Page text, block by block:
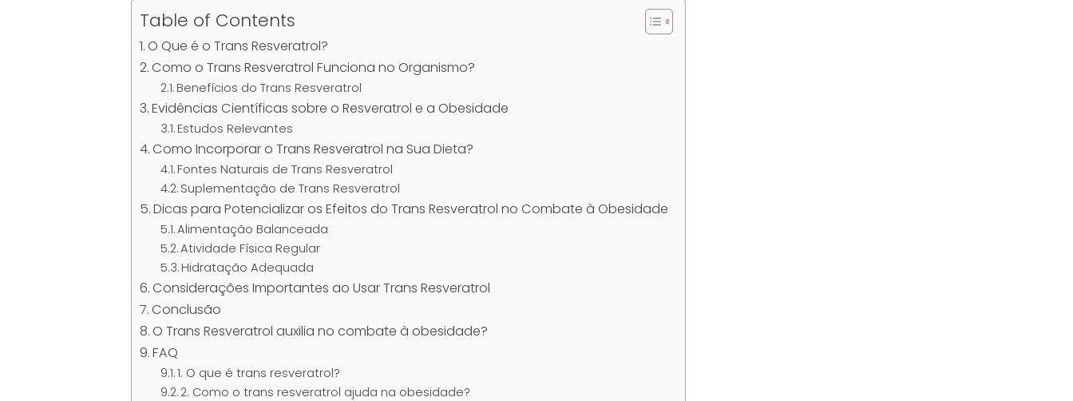
Table of Contents
O Que é o Trans Resveratrol?
Como o Trans Resveratrol Funciona no Organismo?
Benefícios do Trans Resveratrol
Evidências Científicas sobre o Resveratrol e a Obesidade
Estudos Relevantes
Como Incorporar o Trans Resveratrol na Sua Dieta?
Fontes Naturais de Trans Resveratrol
Suplementação de Trans Resveratrol
Dicas para Potencializar os Efeitos do Trans Resveratrol no Combate à Obesidade
Alimentação Balanceada
Atividade Física Regular
Hidratação Adequada
Considerações Importantes ao Usar Trans Resveratrol
Conclusão
O Trans Resveratrol auxilia no combate à obesidade?
FAQ
1. O que é trans resveratrol?
2. Como o trans resveratrol ajuda na obesidade?